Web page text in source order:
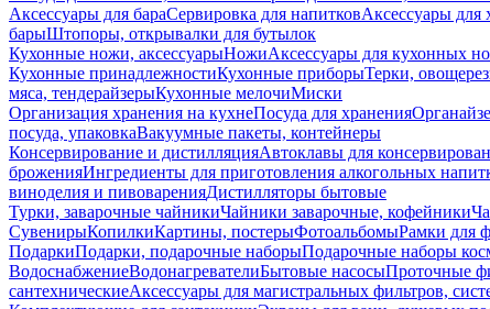
Аксессуары для бараСервировка для напитковАксессуары для
барыШтопоры, открывалки для бутылок
Кухонные ножи, аксессуарыНожиАксессуары для кухонных
Кухонные принадлежностиКухонные приборыТерки,
мяса, тендерайзерыКухонные мелочиМиски
Организация хранения на кухнеПосуда для хранения
посуда, упаковкаВакуумные пакеты, контейнеры
Консервирование и дистилляцияАвтоклавы для
броженияИнгредиенты для приготовления алкогольных
виноделия и пивоваренияДистилляторы бытовые
Турки, заварочные чайникиЧайники заварочные, кофейники
СувенирыКопилкиКартины, постерыФотоальбомыРамки для
ПодаркиПодарки, подарочные наборыПодарочные наборы
ВодоснабжениеВодонагревателиБытовые насосыПроточные
сантехническиеАксессуары для магистральных фильтров,